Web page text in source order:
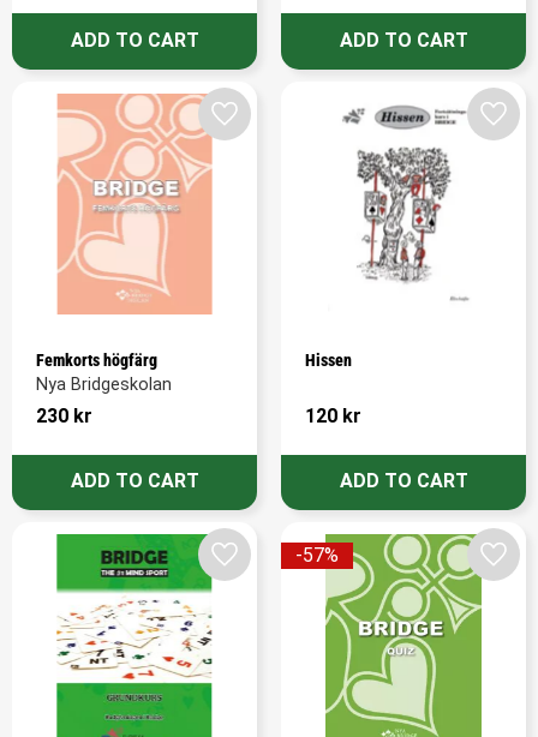
Femkorts högfärg
Nya Bridgeskolan
230 kr
Add to favorites
Hissen
120 kr
Add
Add to favorites
57%
Add